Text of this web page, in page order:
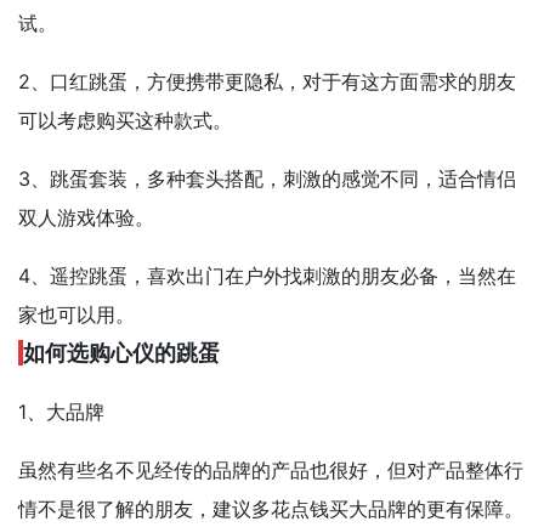
试。
2、口红跳蛋，方便携带更隐私，对于有这方面需求的朋友
可以考虑购买这种款式。
3、跳蛋套装，多种套头搭配，刺激的感觉不同，适合情侣
双人游戏体验。
4、遥控跳蛋，喜欢出门在户外找刺激的朋友必备，当然在
家也可以用。
如何选购心仪的跳蛋
1、大品牌
虽然有些名不见经传的品牌的产品也很好，但对产品整体行
情不是很了解的朋友，建议多花点钱买大品牌的更有保障。